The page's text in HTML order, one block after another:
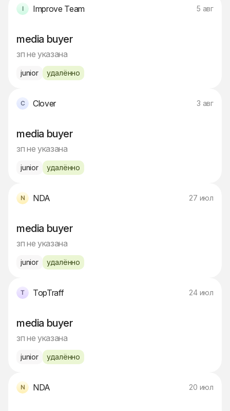
Improve Team 5 авг
media buyer
зп не указана
junior удалённо
Clover 3 авг
media buyer
зп не указана
junior удалённо
NDA 27 июл
media buyer
зп не указана
junior удалённо
TopTraff 24 июл
media buyer
зп не указана
junior удалённо
NDA 20 июл